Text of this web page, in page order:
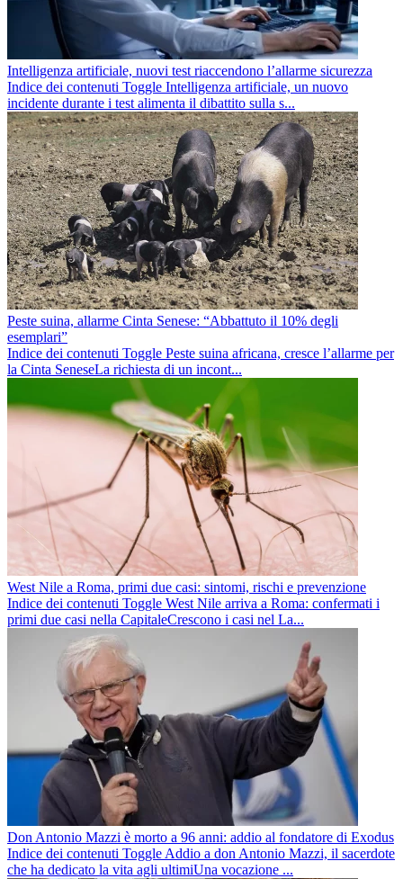
Intelligenza artificiale, nuovi test riaccendono l’allarme sicurezza
Indice dei contenuti Toggle Intelligenza artificiale, un nuovo
incidente durante i test alimenta il dibattito sulla s...
Peste suina, allarme Cinta Senese: “Abbattuto il 10% degli
esemplari”
Indice dei contenuti Toggle Peste suina africana, cresce l’allarme per
la Cinta SeneseLa richiesta di un incont...
West Nile a Roma, primi due casi: sintomi, rischi e prevenzione
Indice dei contenuti Toggle West Nile arriva a Roma: confermati i
primi due casi nella CapitaleCrescono i casi nel La...
Don Antonio Mazzi è morto a 96 anni: addio al fondatore di Exodus
Indice dei contenuti Toggle Addio a don Antonio Mazzi, il sacerdote
che ha dedicato la vita agli ultimiUna vocazione ...